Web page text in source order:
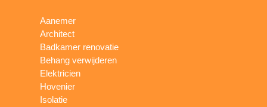
Aanemer
Architect
Badkamer renovatie
Behang verwijderen
Elektricien
Hovenier
Isolatie